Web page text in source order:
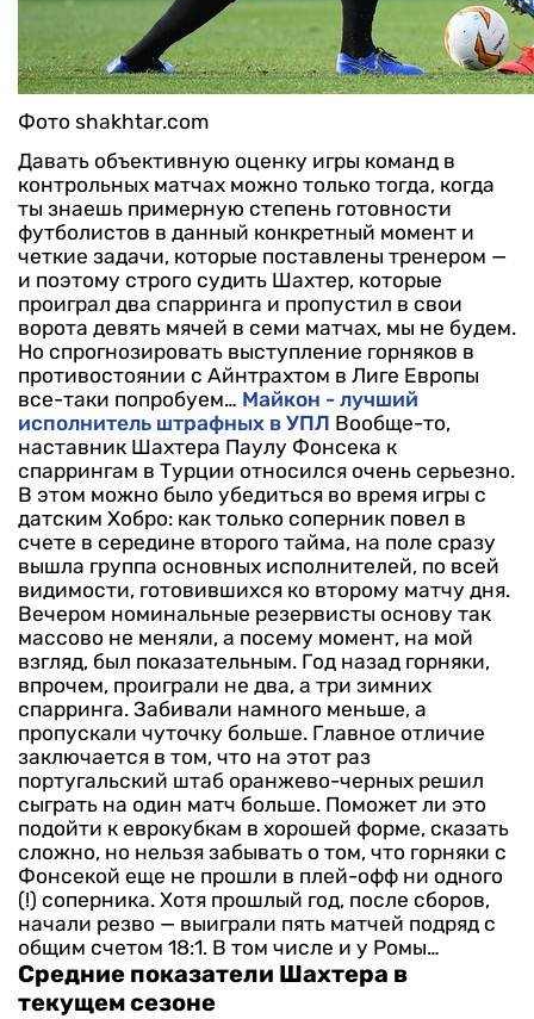
Фото shakhtar.com
Давать объективную оценку игры команд в
контрольных матчах можно только тогда, когда
ты знаешь примерную степень готовности
футболистов в данный конкретный момент и
четкие задачи, которые поставлены тренером —
и поэтому строго судить Шахтер, которые
проиграл два спарринга и пропустил в свои
ворота девять мячей в семи матчах, мы не будем.
Но спрогнозировать выступление горняков в
противостоянии с Айнтрахтом в Лиге Европы
все-таки попробуем… Майкон - лучший
исполнитель штрафных в УПЛ Вообще-то,
наставник Шахтера Паулу Фонсека к
спаррингам в Турции относился очень серьезно.
В этом можно было убедиться во время игры с
датским Хобро: как только соперник повел в
счете в середине второго тайма, на поле сразу
вышла группа основных исполнителей, по всей
видимости, готовившихся ко второму матчу дня.
Вечером номинальные резервисты основу так
массово не меняли, а посему момент, на мой
взгляд, был показательным. Год назад горняки,
впрочем, проиграли не два, а три зимних
спарринга. Забивали намного меньше, а
пропускали чуточку больше. Главное отличие
заключается в том, что на этот раз
португальский штаб оранжево-черных решил
сыграть на один матч больше. Поможет ли это
подойти к еврокубкам в хорошей форме, сказать
сложно, но нельзя забывать о том, что горняки с
Фонсекой еще не прошли в плей-офф ни одного
(!) соперника. Хотя прошлый год, после сборов,
начали резво — выиграли пять матчей подряд с
общим счетом 18:1. В том числе и у Ромы…
Средние показатели Шахтера в
текущем сезоне